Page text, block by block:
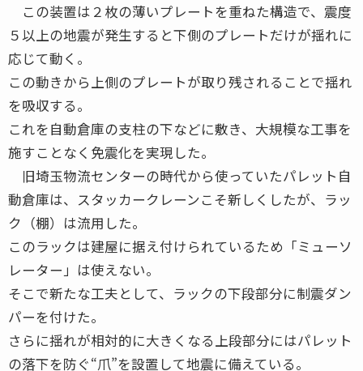
この装置は２枚の薄いプレートを重ねた構造で、震度
５以上の地震が発生すると下側のプレートだけが揺れに
応じて動く。
この動きから上側のプレートが取り残されることで揺れ
を吸収する。
これを自動倉庫の支柱の下などに敷き、大規模な工事を
施すことなく免震化を実現した。
旧埼玉物流センターの時代から使っていたパレット自
動倉庫は、スタッカークレーンこそ新しくしたが、ラッ
ク（棚）は流用した。
このラックは建屋に据え付けられているため「ミューソ
レーター」は使えない。
そこで新たな工夫として、ラックの下段部分に制震ダン
パーを付けた。
さらに揺れが相対的に大きくなる上段部分にはパレット
の落下を防ぐ“爪”を設置して地震に備えている。